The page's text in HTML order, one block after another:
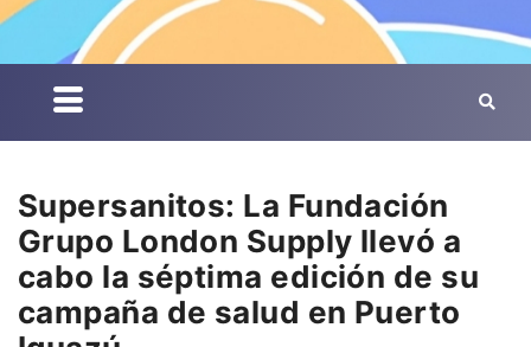
Supersanitos: La Fundación
Grupo London Supply llevó a
cabo la séptima edición de su
campaña de salud en Puerto